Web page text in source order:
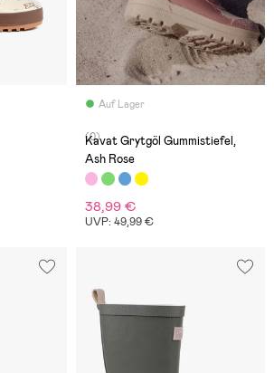
Auf Lager
(0)
Kavat Grytgöl Gummistiefel,
Ash Rose
38,99 €
UVP: 49,99 €